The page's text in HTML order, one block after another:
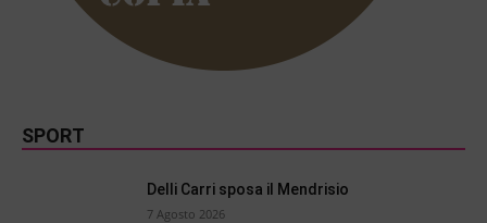
SPORT
Delli Carri sposa il Mendrisio
7 Agosto 2026